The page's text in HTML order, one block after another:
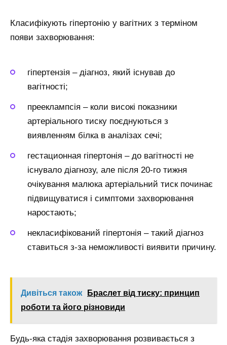
Класифікують гіпертонію у вагітних з терміном
появи захворювання:
гіпертензія – діагноз, який існував до
вагітності;
прееклампсія – коли високі показники
артеріального тиску поєднуються з
виявленням білка в аналізах сечі;
гестационная гіпертонія – до вагітності не
існувало діагнозу, але після 20-го тижня
очікування малюка артеріальний тиск починає
підвищуватися і симптоми захворювання
наростають;
некласифікований гіпертонія – такий діагноз
ставиться з-за неможливості виявити причину.
Дивіться також
Браслет від тиску: принцип
роботи та його різновиди
Будь-яка стадія захворювання розвивається з